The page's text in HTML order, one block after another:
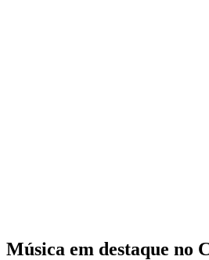
Música em destaque no